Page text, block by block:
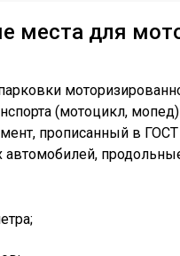
места для
(мотоцикл, мопед)
прописанный в
автомобилей,